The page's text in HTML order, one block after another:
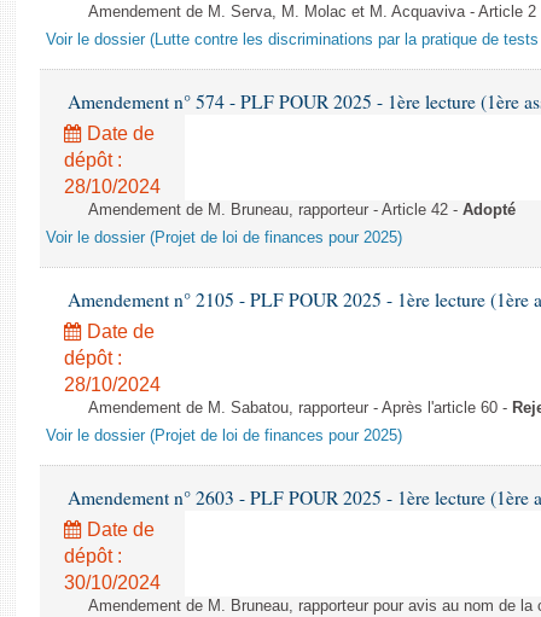
Amendement de M. Serva, M. Molac et M. Acquaviva - Article
Voir le dossier (Lutte contre les discriminations par la pratique de
Amendement n° 574 - PLF POUR 2025 - 1ère lecture (1ère
Date de
dépôt :
28/10/2024
Amendement de M. Bruneau, rapporteur - Article 42 - Adopté
Voir le dossier (Projet de loi de finances pour 2025)
Amendement n° 2105 - PLF POUR 2025 - 1ère lecture (1ère
Date de
dépôt :
28/10/2024
Amendement de M. Sabatou, rapporteur - Après l'article 60 -
Voir le dossier (Projet de loi de finances pour 2025)
Amendement n° 2603 - PLF POUR 2025 - 1ère lecture (1ère
Date de
dépôt :
30/10/2024
Amendement de M. Bruneau, rapporteur pour avis au nom de